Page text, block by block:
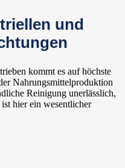
und
kommt es auf höchste
Nahrungsmittelproduktion
Reinigung unerlässlich,
hier ein wesentlicher